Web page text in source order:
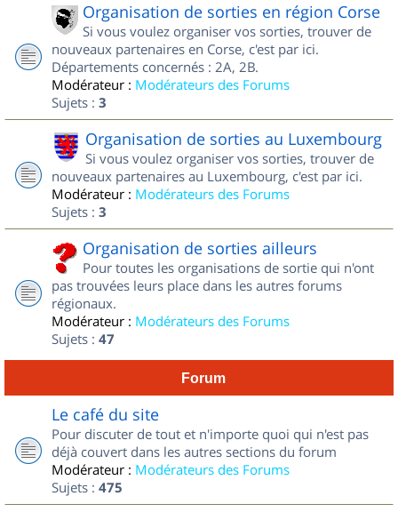
Organisation de sorties en région Corse
Si vous voulez organiser vos sorties, trouver de
nouveaux partenaires en Corse, c'est par ici.
Départements concernés : 2A, 2B.
Modérateur : Modérateurs des Forums
Sujets : 3
Organisation de sorties au Luxembourg
Si vous voulez organiser vos sorties, trouver de
nouveaux partenaires au Luxembourg, c'est par ici.
Modérateur : Modérateurs des Forums
Sujets : 3
Organisation de sorties ailleurs
Pour toutes les organisations de sortie qui n'ont
pas trouvées leurs place dans les autres forums
régionaux.
Modérateur : Modérateurs des Forums
Sujets : 47
Forum
Le café du site
Pour discuter de tout et n'importe quoi qui n'est pas
déjà couvert dans les autres sections du forum
Modérateur : Modérateurs des Forums
Sujets : 475